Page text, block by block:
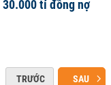
30.000 tỉ đồng nợ
TRƯỚC SAU